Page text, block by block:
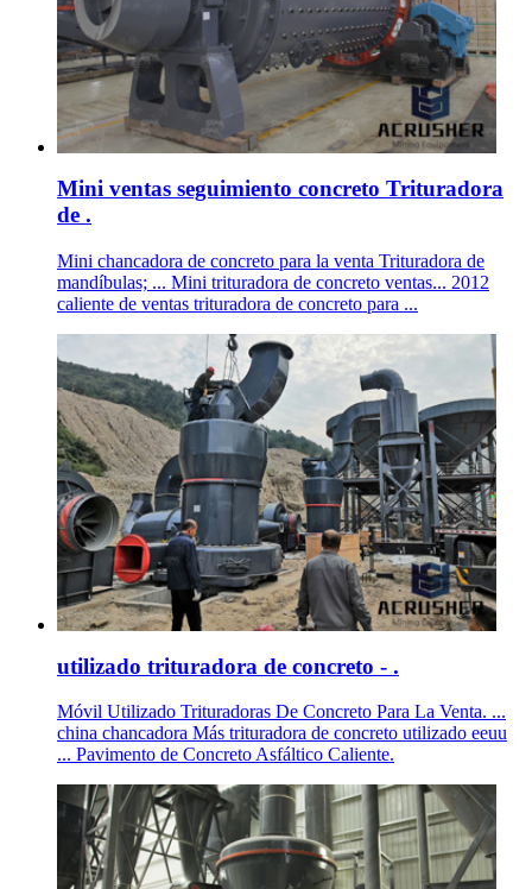
Mini ventas seguimiento concreto Trituradora
de .
Mini chancadora de concreto para la venta Trituradora de
mandíbulas; ... Mini trituradora de concreto ventas... 2012
caliente de ventas trituradora de concreto para ...
utilizado trituradora de concreto - .
Móvil Utilizado Trituradoras De Concreto Para La Venta. ...
china chancadora Más trituradora de concreto utilizado eeuu
... Pavimento de Concreto Asfáltico Caliente.